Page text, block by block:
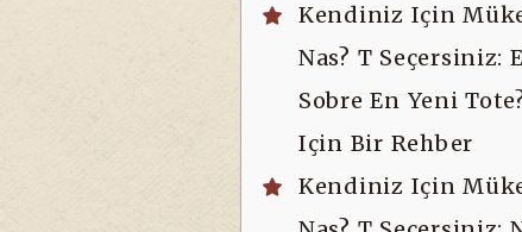
Kendiniz Için
Nas? T Seçersiniz:
Sobre En Yeni
Için Bir Rehber
Kendiniz Için